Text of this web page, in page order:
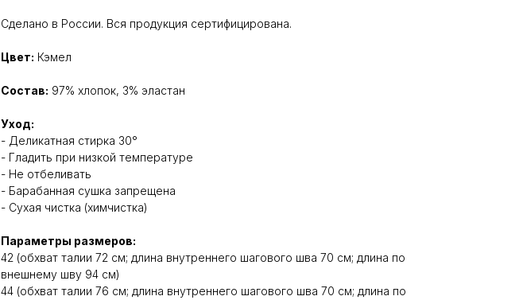
Сделано в России. Вся продукция сертифицирована.
Цвет: Кэмел
Состав: 97% хлопок, 3% эластан
Уход:
- Деликатная стирка 30°
- Гладить при низкой температуре
- Не отбеливать
- Барабанная сушка запрещена
- Сухая чистка (химчистка)
Параметры размеров:
42 (обхват талии 72 см; длина внутреннего шагового шва 70 см; длина по
внешнему шву 94 см)
44 (обхват талии 76 см; длина внутреннего шагового шва 70 см; длина по